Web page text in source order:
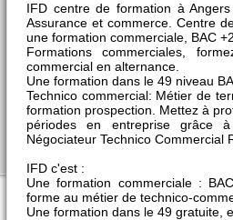
IFD centre de formation à
Assurance et commerce. Centre
une formation commerciale, BAC
Formations commerciales,
commercial en alternance.
Une formation dans le 49 niveau
Technico commercial: Métier de
formation prospection. Mettez à
périodes en entreprise grâce
Négociateur Technico Commercial
IFD c'est :
Une formation commerciale :
forme au métier de technico-
Une formation dans le 49 gratuite,